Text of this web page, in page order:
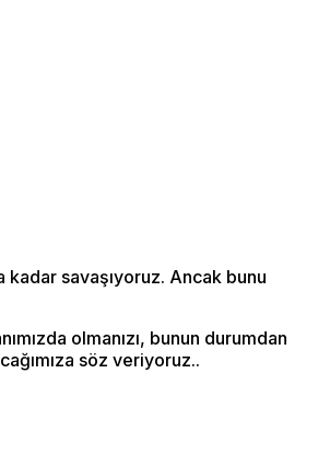
savaşıyoruz. Ancak bunu
olmanızı, bunun durumdan
söz veriyoruz..